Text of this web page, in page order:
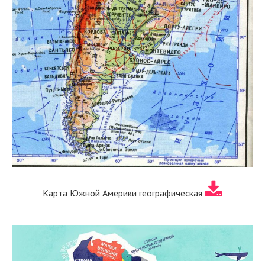
Карта Южной Америки географическая